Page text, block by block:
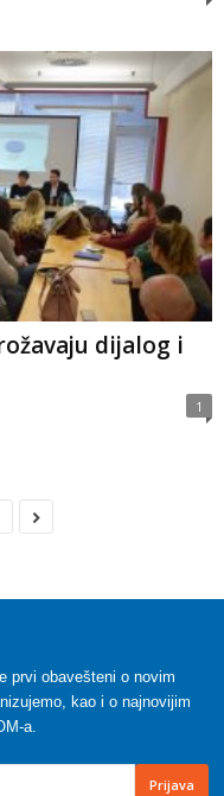
dijalog i
1
prvi obavešteni o novim
kao i o najnovijim
a.